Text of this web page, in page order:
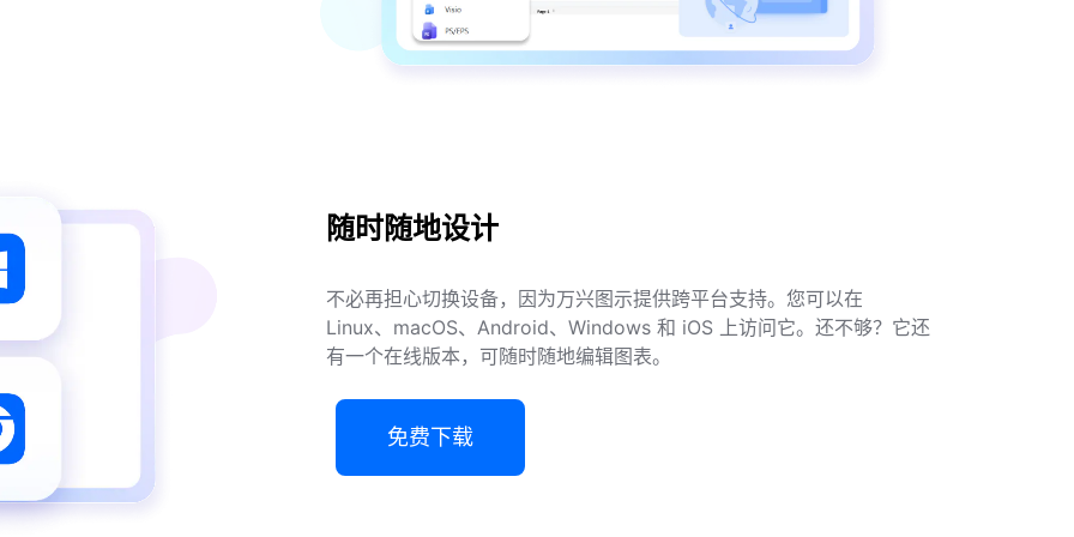
随时随地设计
不必再担心切换设备，因为万兴图示提供跨平台支持。您可以在
Linux、macOS、Android、Windows 和 iOS 上访问它。还不够？它还
有一个在线版本，可随时随地编辑图表。
免费下载